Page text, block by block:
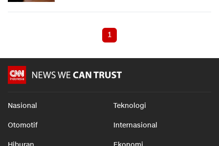
1
Nasional Teknologi
Otomotif Internasional